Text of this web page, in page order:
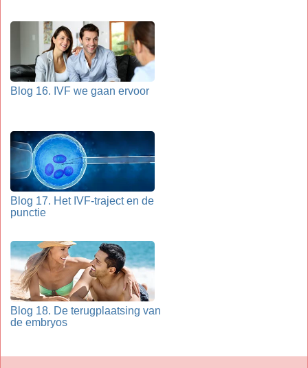
Blog 16. IVF we gaan ervoor
Blog 17. Het IVF-traject en de
punctie
Blog 18. De terugplaatsing van
de embryos